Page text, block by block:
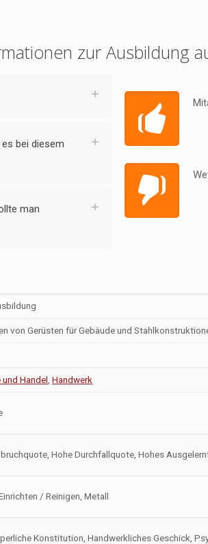
zur Ausbildung
bei diesem
man
von Gerüsten für Gebäude und
Handel Handwerk
Hohe Durchfallquote, Hohes
/ Reinigen, Metall
Konstitution, Handwerkliches Geschick,